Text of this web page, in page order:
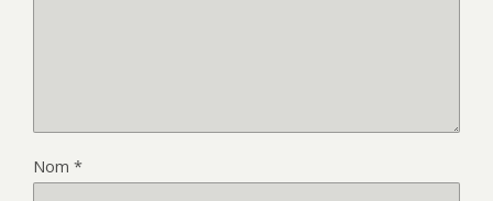
Nom *